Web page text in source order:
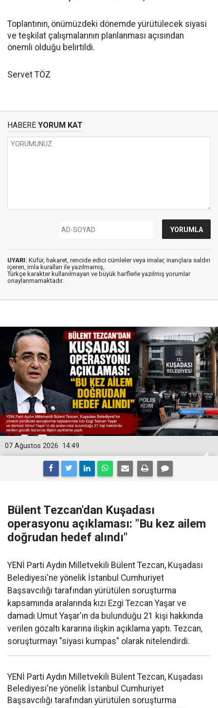
Toplantının, önümüzdeki dönemde yürütülecek siyasi
ve teşkilat çalışmalarının planlanması açısından
önemli olduğu belirtildi.
Servet TÖZ
HABERE YORUM KAT
UYARI: Küfür, hakaret, rencide edici cümleler veya imalar, inançlara saldırı
içeren, imla kuralları ile yazılmamış,
Türkçe karakter kullanılmayan ve büyük harflerle yazılmış yorumlar
onaylanmamaktadır.
14:49
07 Ağustos 2026
Bülent Tezcan'dan Kuşadası
operasyonu açıklaması: "Bu kez ailem
doğrudan hedef alındı"
YENİ Parti Aydın Milletvekili Bülent Tezcan, Kuşadası
Belediyesi'ne yönelik İstanbul Cumhuriyet
Başsavcılığı tarafından yürütülen soruşturma
kapsamında aralarında kızı Ezgi Tezcan Yaşar ve
damadı Umut Yaşar'ın da bulunduğu 21 kişi hakkında
verilen gözaltı kararına ilişkin açıklama yaptı. Tezcan,
soruşturmayı "siyasi kumpas" olarak nitelendirdi.
YENİ Parti Aydın Milletvekili Bülent Tezcan, Kuşadası
Belediyesi'ne yönelik İstanbul Cumhuriyet
Başsavcılığı tarafından yürütülen soruşturma